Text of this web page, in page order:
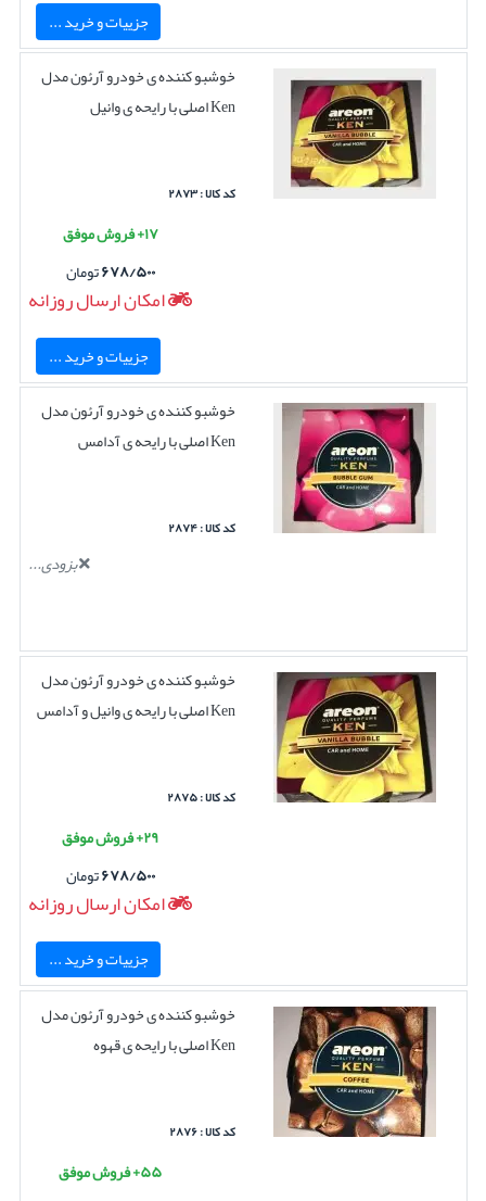
جزییات و خرید ...
خوشبو کننده ی خودرو آرئون مدل
Ken اصلی با رایحه ی وانیل
کد کالا : ۲۸۷۳
۱۷+ فروش موفق
۶۷۸/۵۰۰تومان
امکان ارسال روزانه
جزییات و خرید ...
خوشبو کننده ی خودرو آرئون مدل
Ken اصلی با رایحه ی آدامس
کد کالا : ۲۸۷۴
بزودی...
خوشبو کننده ی خودرو آرئون مدل
Ken اصلی با رایحه ی وانیل و آدامس
کد کالا : ۲۸۷۵
۲۹+ فروش موفق
۶۷۸/۵۰۰تومان
امکان ارسال روزانه
جزییات و خرید ...
خوشبو کننده ی خودرو آرئون مدل
Ken اصلی با رایحه ی قهوه
کد کالا : ۲۸۷۶
۵۵+ فروش موفق